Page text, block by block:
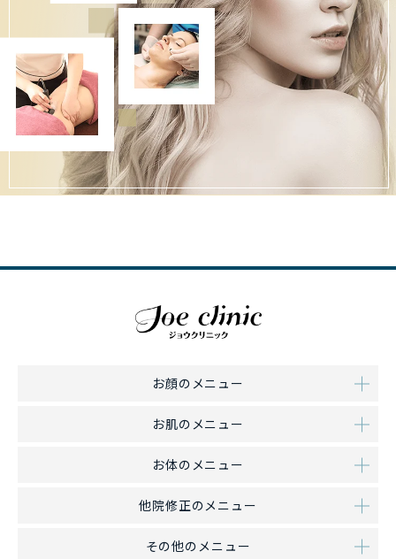
お顔のメニュー
お肌のメニュー
お体のメニュー
他院修正のメニュー
その他のメニュー